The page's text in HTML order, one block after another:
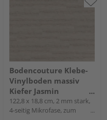
Bodencouture Klebe-
Vinylboden massiv
Kiefer Jasmin
Landhausdiele - living
122,8 x 18,8 cm, 2 mm stark,
4-seitig Mikrofase, zum